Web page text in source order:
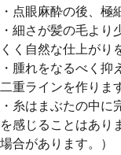
・点眼麻酔の後、極
・細さが髪の毛より
くく自然な仕上がり
・腫れをなるべく
二重ラインを作りま
・糸はまぶたの中
を感じることはあり
場合があります。）